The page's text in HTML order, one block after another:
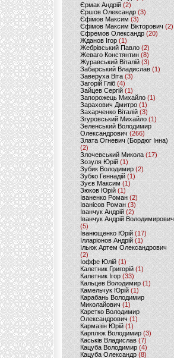
Єрмак Андрій (2)
Єршов Олександр (3)
Єфімов Максим (3)
Єфімов Максим Вікторович (2)
Єфремов Олександр (20)
Жданов Ігор (1)
Жебрівський Павло (2)
Жеваго Констянтин (8)
Журавський Віталій (3)
Забарський Владислав (1)
Заверуха Віта (3)
Загорій Гліб (4)
Зайцев Сергій(1)
Запорожець Михайло (1)
Зарахович Дмитро (1)
Захарченко Віталій (3)
Згуровський Михайло (1)
Зеленський Володимир
Олександрович (266)
Злата Огневич (Бордюг Інна)
(2)
Злочевський Микола(17)
Зозуля Юрій (1)
Зубик Володимир (2)
Зубко Геннадій (1)
Зуєв Максим(1)
Зюков Юрій (1)
Іваненко Роман (2)
Іванісов Роман (3)
Іванчук Андрій(2)
Іванчук Андрій Володимирович
(5)
Іванющенко Юрій (17)
Ілларіонов Андрій (1)
Ільюк Артем Олександрович
(2)
Іоффе Юлій (1)
Калетник Григорій(1)
Калетник Ігор (33)
Кальцев Володимир(1)
Камельчук Юрій (1)
Карабань Володимир
Миколайович (1)
Каретко Володимир
Олександрович (1)
Кармазін Юрій(1)
Карплюк Володимир(3)
Каськів Владислав (7)
Кацуба Володимир (4)
Кацуба Олександр (8)